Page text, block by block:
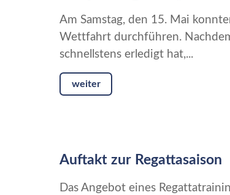
Am Samstag, den 15. Mai
Wettfahrt durchführen.
schnellstens erledigt hat,...
weiter
Auftakt zur Regattasaison
Das Angebot eines